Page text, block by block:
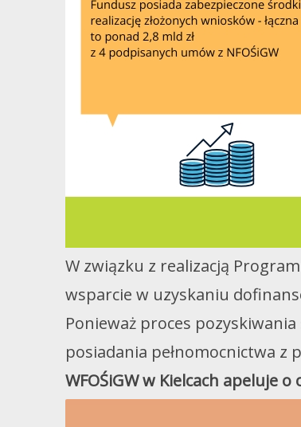
W związku z realizacją
wsparcie w uzyskaniu
Ponieważ proces
posiadania pełnomocnictwa
WFOŚiGW w Kielcach apeluje